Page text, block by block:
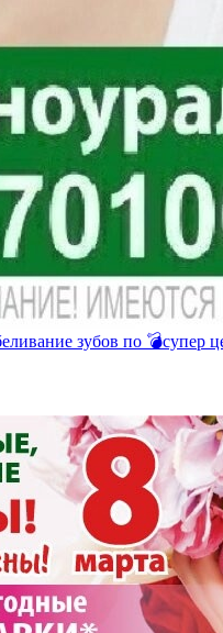
зубов по 💣супер